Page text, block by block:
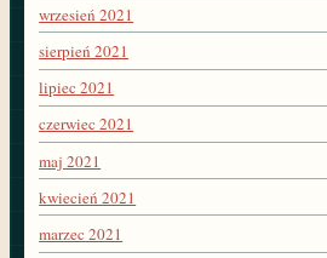
wrzesień 2021
sierpień 2021
lipiec 2021
czerwiec 2021
maj 2021
kwiecień 2021
marzec 2021